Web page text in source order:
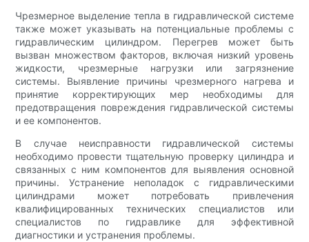
Чрезмерное выделение тепла в гидравлической системе
также может указывать на потенциальные проблемы с
гидравлическим цилиндром. Перегрев может быть
вызван множеством факторов, включая низкий уровень
жидкости, чрезмерные нагрузки или загрязнение
системы. Выявление причины чрезмерного нагрева и
принятие корректирующих мер необходимы для
предотвращения повреждения гидравлической системы
и ее компонентов.
В случае неисправности гидравлической системы
необходимо провести тщательную проверку цилиндра и
связанных с ним компонентов для выявления основной
причины. Устранение неполадок с гидравлическими
цилиндрами может потребовать привлечения
квалифицированных технических специалистов или
специалистов по гидравлике для эффективной
диагностики и устранения проблемы.